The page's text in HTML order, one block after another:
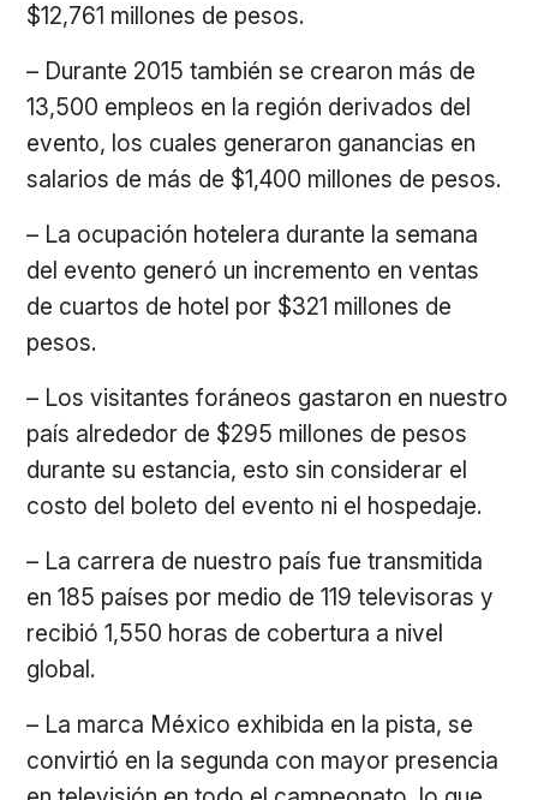
$12,761 millones de pesos.
– Durante 2015 también se crearon más de
13,500 empleos en la región derivados del
evento, los cuales generaron ganancias en
salarios de más de $1,400 millones de pesos.
– La ocupación hotelera durante la semana
del evento generó un incremento en ventas
de cuartos de hotel por $321 millones de
pesos.
– Los visitantes foráneos gastaron en nuestro
país alrededor de $295 millones de pesos
durante su estancia, esto sin considerar el
costo del boleto del evento ni el hospedaje.
– La carrera de nuestro país fue transmitida
en 185 países por medio de 119 televisoras y
recibió 1,550 horas de cobertura a nivel
global.
– La marca México exhibida en la pista, se
convirtió en la segunda con mayor presencia